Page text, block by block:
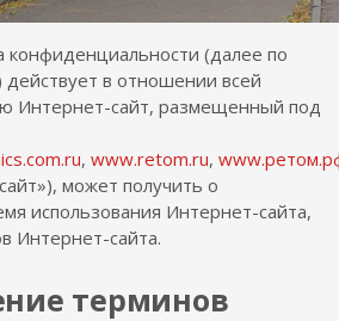
(далее по
действует в отношении всей
Интернет-сайт, размещенный под
, www.retom.ru,
может получить о
использования Интернет-сайта,
Интернет-сайта.
терминов